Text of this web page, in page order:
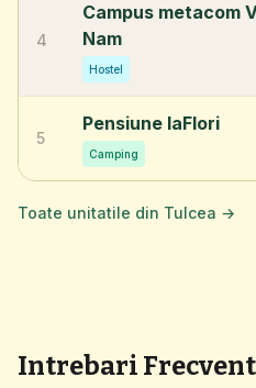
4
Campus metacom
Nam
Hostel
5
Pensiune laFlori
Camping
Toate unitatile din Tulcea →
Intrebari